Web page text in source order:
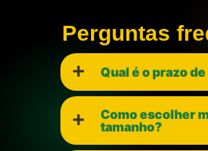
Perguntas
Qual é o prazo
Como escolher
tamanho?